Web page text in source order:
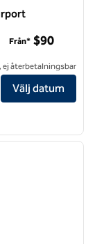
Greensboro Airport
Från* $90
återbetalningsbar
Välj datum
nästa